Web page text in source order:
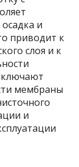
и
приводит к
слоя и к
мембраны
и